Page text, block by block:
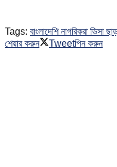
Tags: বাংলাদেশি নাগরিকরা ভিসা
শেয়ার করুন
Tweetপিন করুন